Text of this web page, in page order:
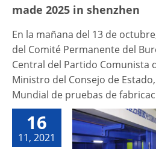
made 2025 in shenzhen
En la mañana del 13 de
del Comité Permanente del
Central del Partido Comunista
Ministro del Consejo de
Mundial de pruebas de
16
11, 2021